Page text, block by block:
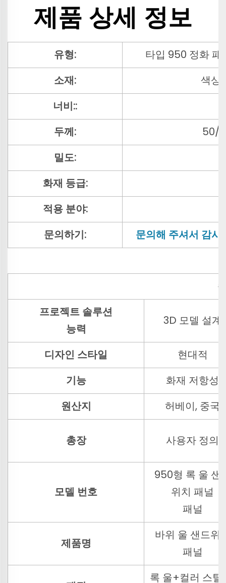
제품 상세 정보
유형:
타입 950 정화 패
소재:
색상
너비::
두께:
50/
밀도:
화재 등급:
적용 분야:
문의하기:
문의해 주셔서 감사
프로젝트 솔루션
능력
3D 모델 설계
디자인 스타일
현대적
기능
화재 저항성
원산지
허베이, 중국
총장 사용자 정의
모델 번호
950형 록 울 샌
위치 패널
패널
제품명
바위 울 샌드위
패널
록 울+컬러 스틸